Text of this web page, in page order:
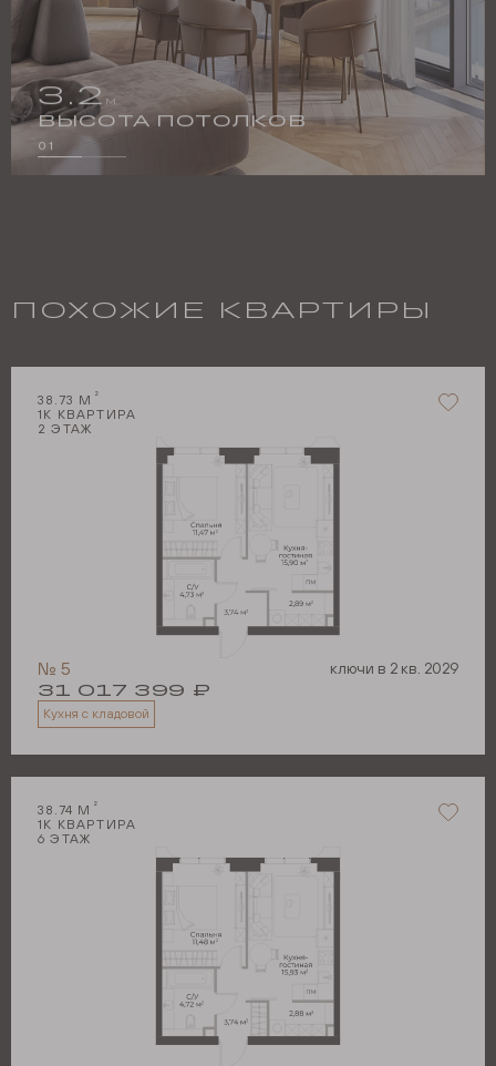
3.2 М
ВЫСОТА ПОТОЛКОВ
01
ПОХОЖИЕ КВАРТИРЫ
38.73 М 2
1 К КВАРТИРА
2 ЭТАЖ
№ 5 ключи в 2 кв. 2029
31 017 399 ₽
Кухня с кладовой
38.74 М 2
1 К КВАРТИРА
6 ЭТАЖ